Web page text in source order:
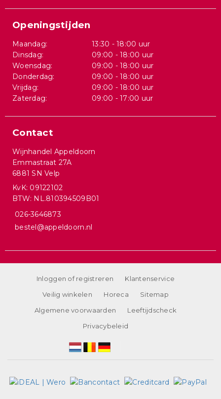
Openingstijden
Maandag:
13:30 - 18:00 uur
Dinsdag:
09:00 - 18:00 uur
Woensdag:
09:00 - 18:00 uur
Donderdag:
09:00 - 18:00 uur
Vrijdag:
09:00 - 18:00 uur
Zaterdag:
09:00 - 17:00 uur
Contact
Wijnhandel Appeldoorn
Emmastraat 27A
6881 SN Velp
KvK: 09122102
BTW: NL.810394509B01
026-3646873
bestel@appeldoorn.nl
Inloggen of registreren
Klantenservice
Veilig winkelen
Horeca
Sitemap
Algemene voorwaarden
Leeftijdscheck
Privacybeleid